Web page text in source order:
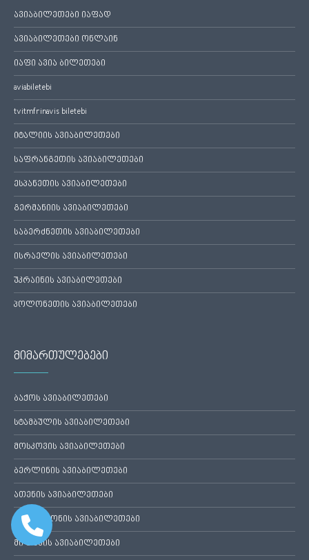
ავიაბილეთები იაფად
ავიაბილეთები ონლაინ
იაფი ავია ბილეთები
aviabiletebi
tvitmfrinavis biletebi
იტალიის ავიაბილეთები
საფრანგეთის ავიაბილეთები
ესპანეთის ავიაბილეთები
გერმანიის ავიაბილეთები
საბერძნეთის ავიაბილეთები
ისრაელის ავიაბილეთები
უკრაინის ავიაბილეთები
პოლონეთის ავიაბილეთები
მიმართულებები
ბაქოს ავიაბილეთები
სტამბულის ავიაბილეთები
მოსკოვის ავიაბილეთები
ბერლინის ავიაბილეთები
ათენის ავიაბილეთები
ბარსელონის ავიაბილეთები
მილანის ავიაბილეთები